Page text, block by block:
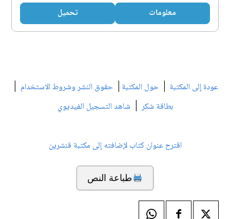
معلومات تحميل
عودة إلى المكتبة | حول المكتبة | حقوق النشر وشروط الاستخدام |
بطاقة شكر| شاهد التسجيل الفيديوي
اقترح عنوان كتاب لإضافته إلى مكتبة قنشرين
طباعة النص